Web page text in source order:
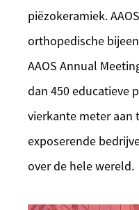
piëzokeramiek.
orthopedische
AAOS Annual
dan 450 educatieve
vierkante meter
exposerende
over de hele wereld.